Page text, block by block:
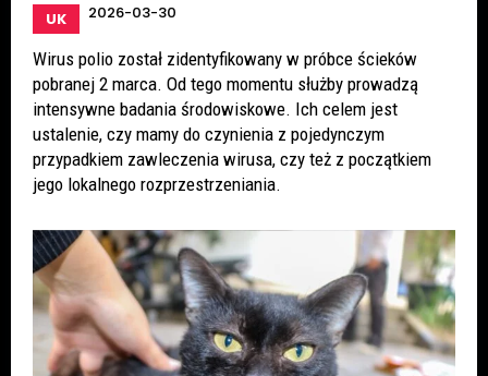
UK 2026-03-30
Wirus polio został zidentyfikowany w próbce ścieków
pobranej 2 marca. Od tego momentu służby prowadzą
intensywne badania środowiskowe. Ich celem jest
ustalenie, czy mamy do czynienia z pojedynczym
przypadkiem zawleczenia wirusa, czy też z początkiem
jego lokalnego rozprzestrzeniania.